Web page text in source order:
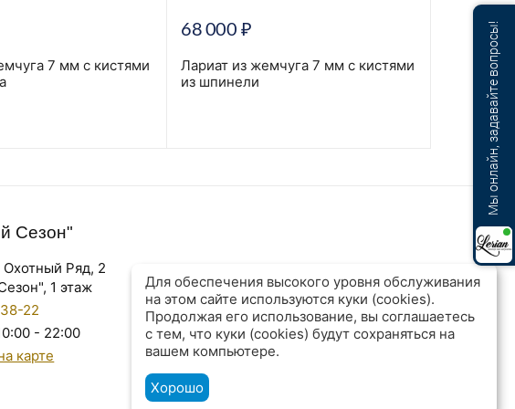
7 мм с кистями
68 000 ₽
Лариат из жемчуга 7 мм с кистями
из шпинели
98 000
Лариат
кистями
сапфира
Сезон"
Охотный Ряд, 2
1 этаж
22
- 22:00
карте
Для обеспечения высокого уровня обслуживания
на этом сайте используются куки (cookies).
Продолжая его использование, вы соглашаетесь
с тем, что куки (cookies) будут сохраняться на
вашем компьютере.
Хорошо
Мы онлайн, задавайте вопросы!